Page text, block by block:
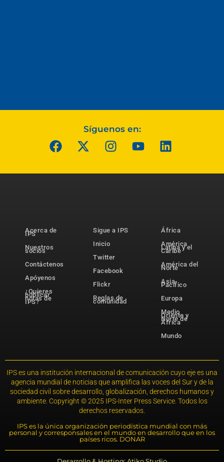
Síguenos en:
Acerca de
IPS
Nuestros
socios
Contáctenos
Apóyenos
¿Quieres
publicar
notas de
IPS?
Sigue a IPS
Inicio
Twitter
Facebook
Flickr
Reglas de
comunidad
África
América
Latina y el
Caribe
América del
Norte
Asia-
Pacífico
Europa
Medio
Oriente y
Norte de
África
Mundo
IPS es una institución internacional de comunicación cuyo eje es una
agencia mundial de noticias que amplifica las voces del Sur y de la
sociedad civil sobre desarrollo, globalización, derechos humanos y
ambiente. Copyright © 2025 IPS-Inter Press Service. Todos los
derechos reservados.
IPS es la única organización periodística mundial con más
personal y corresponsales en el mundo en desarrollo que en los
países ricos. DONAR